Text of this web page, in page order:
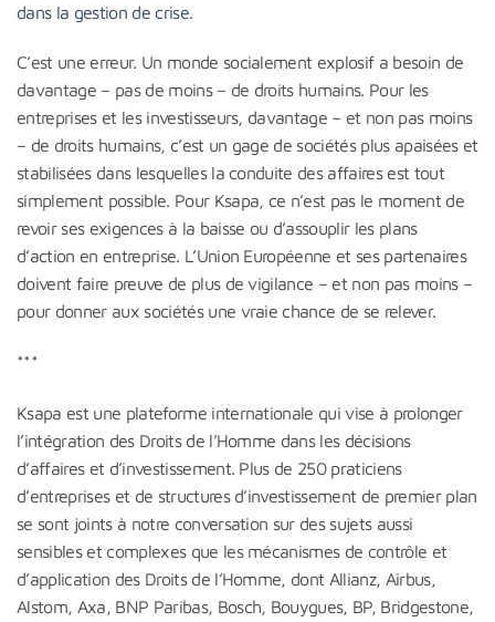
dans la gestion de crise.
C’est une erreur. Un monde socialement explosif a besoin de
davantage – pas de moins – de droits humains. Pour les
entreprises et les investisseurs, davantage – et non pas moins
– de droits humains, c’est un gage de sociétés plus apaisées et
stabilisées dans lesquelles la conduite des affaires est tout
simplement possible. Pour Ksapa, ce n’est pas le moment de
revoir ses exigences à la baisse ou d’assouplir les plans
d’action en entreprise. L’Union Européenne et ses partenaires
doivent faire preuve de plus de vigilance – et non pas moins –
pour donner aux sociétés une vraie chance de se relever.
***
Ksapa est une plateforme internationale qui vise à prolonger
l’intégration des Droits de l’Homme dans les décisions
d’affaires et d’investissement. Plus de 250 praticiens
d’entreprises et de structures d’investissement de premier plan
se sont joints à notre conversation sur des sujets aussi
sensibles et complexes que les mécanismes de contrôle et
d’application des Droits de l’Homme, dont Allianz, Airbus,
Alstom, Axa, BNP Paribas, Bosch, Bouygues, BP, Bridgestone,